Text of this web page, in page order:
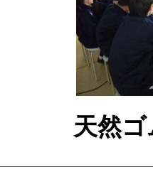
天然